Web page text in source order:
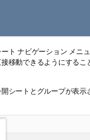
ト ナビゲーション メニ
移動できるようにするこ
シートとグループが表示